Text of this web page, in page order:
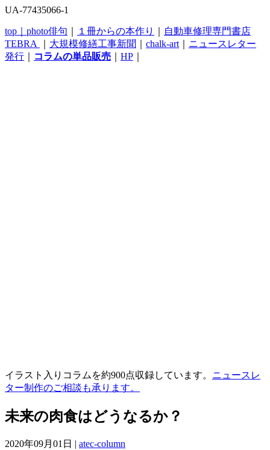
UA-77435066-1
top｜ photo俳句 １冊からの本作り
自動車修理専門書店
TEBRA
大規模修繕工事新聞 chalk-art
ニュースレター
発行
コラムの単品販売 HP
イラスト入りコラムを約900点収録しています。 ニュースレ
ター制作のご相談も承ります。
未来の肉食はどうなるか？
2020年09月01日 | atec-column